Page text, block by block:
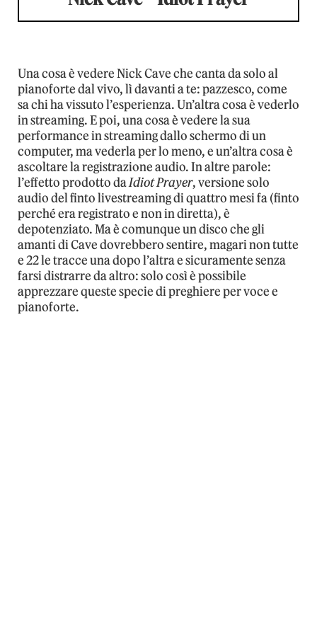
Una cosa è vedere Nick Cave che canta da solo al
pianoforte dal vivo, lì davanti a te: pazzesco, come
sa chi ha vissuto l’esperienza. Un’altra cosa è vederlo
in streaming. E poi, una cosa è vedere la sua
performance in streaming dallo schermo di un
computer, ma vederla per lo meno, e un’altra cosa è
ascoltare la registrazione audio. In altre parole:
l’effetto prodotto daIdiot Prayer, versione solo
audio del finto livestreaming di quattro mesi fa (finto
perché era registrato e non in diretta), è
depotenziato. Ma è comunque un disco che gli
amanti di Cave dovrebbero sentire, magari non tutte
e 22 le tracce una dopo l’altra e sicuramente senza
farsi distrarre da altro: solo così è possibile
apprezzare queste specie di preghiere per voce e
pianoforte.